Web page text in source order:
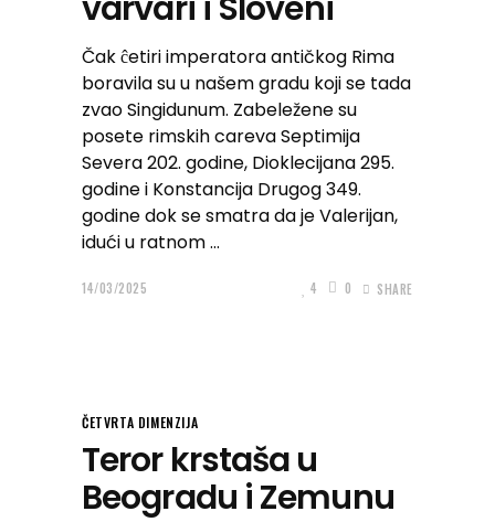
Čak ĉetiri imperatora antičkog Rima
boravila su u našem gradu koji se tada
zvao Singidunum. Zabeležene su
posete rimskih careva Septimija
Severa 202. godine, Dioklecijana 295.
godine i Konstancija Drugog 349.
godine dok se smatra da je Valerijan,
idući u ratnom
14/03/2025 4 0 SHARE
ČETVRTA DIMENZIJA
Teror krstaša u
Beogradu i Zemunu